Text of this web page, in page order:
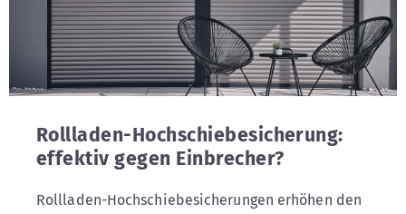
Rollladen-Hochschiebesicherung:
effektiv gegen Einbrecher?
Rollladen-Hochschiebesicherungen erhöhen den